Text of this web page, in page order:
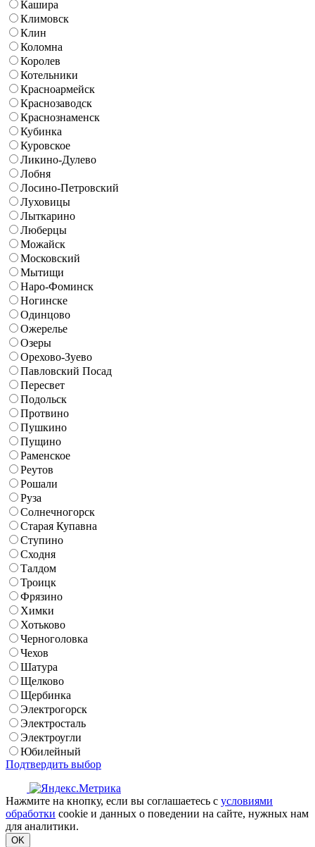
Кашира
Климовск
Клин
Коломна
Королев
Котельники
Красноармейск
Краснозаводск
Краснознаменск
Кубинка
Куровское
Ликино-Дулево
Лобня
Лосино-Петровский
Луховицы
Лыткарино
Люберцы
Можайск
Московский
Мытищи
Наро-Фоминск
Ногинске
Одинцово
Ожерелье
Озеры
Орехово-Зуево
Павловский Посад
Пересвет
Подольск
Протвино
Пушкино
Пущино
Раменское
Реутов
Рошали
Руза
Солнечногорск
Старая Купавна
Ступино
Сходня
Талдом
Троицк
Фрязино
Химки
Хотьково
Черноголовка
Чехов
Шатура
Щелково
Щербинка
Электрогорск
Электросталь
Электроугли
Юбилейный
Подтвердить выбор
Нажмите на кнопку, если вы соглашаетесь с условиями
обработки cookie и данных о поведении на сайте, нужных нам
для аналитики.
OK